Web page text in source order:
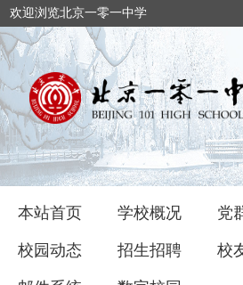
欢迎浏览北京一零一中学
本站首页 学校概况 党
校园动态 招生招聘 校